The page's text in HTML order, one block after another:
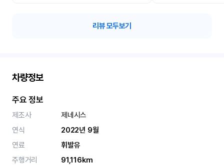
리뷰 모두보기
차량정보
주요 정보
제조사
제네시스
연식
2022년 9월
연료
휘발유
주행거리
91,116km